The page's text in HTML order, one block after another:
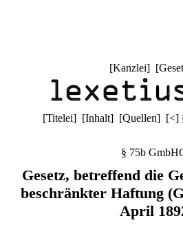
[Kanzlei] [
[Titelei] [Inhalt] [Quellen] [<]
§ 75b
Gesetz, betreffend die
beschränkter Haftung
April